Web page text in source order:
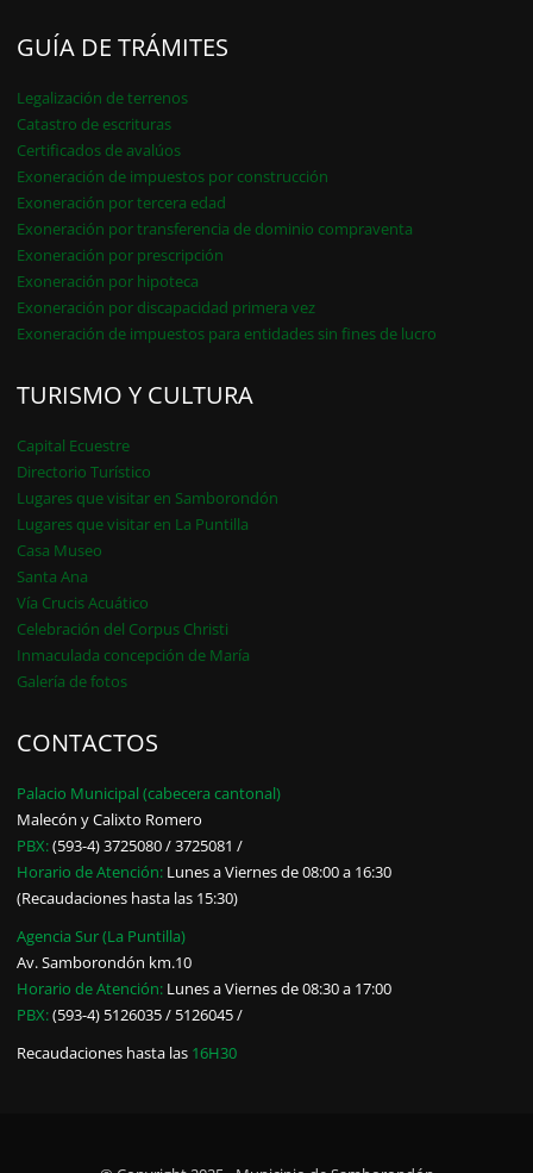
GUÍA DE TRÁMITES
Legalización de terrenos
Catastro de escrituras
Certificados de avalúos
Exoneración de impuestos por construcción
Exoneración por tercera edad
Exoneración por transferencia de dominio compraventa
Exoneración por prescripción
Exoneración por hipoteca
Exoneración por discapacidad primera vez
Exoneración de impuestos para entidades sin fines de lucro
TURISMO Y CULTURA
Capital Ecuestre
Directorio Turístico
Lugares que visitar en Samborondón
Lugares que visitar en La Puntilla
Casa Museo
Santa Ana
Vía Crucis Acuático
Celebración del Corpus Christi
Inmaculada concepción de María
Galería de fotos
CONTACTOS
Palacio Municipal (cabecera cantonal)
Malecón y Calixto Romero
PBX:(593-4) 3725080 / 3725081 /
Horario de Atención: Lunes a Viernes de 08:00 a 16:30
(Recaudaciones hasta las 15:30)
Agencia Sur (La Puntilla)
Av. Samborondón km.10
Horario de Atención: Lunes a Viernes de 08:30 a 17:00
PBX:(593-4) 5126035 / 5126045 /
Recaudaciones hasta las 16H30